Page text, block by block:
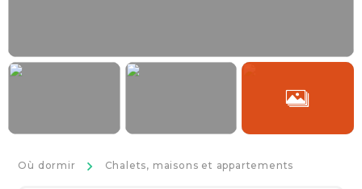
Où dormir >
Chalets, maisons et appartements